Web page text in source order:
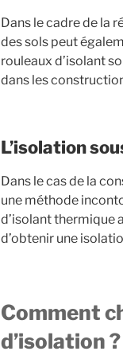
Dans le cadre de la
des sols peut
rouleaux d’isolant
dans les
L’isolation
Dans le cas de la
une méthode
d’isolant thermique
d’obtenir une
Comment
d’isolation ?